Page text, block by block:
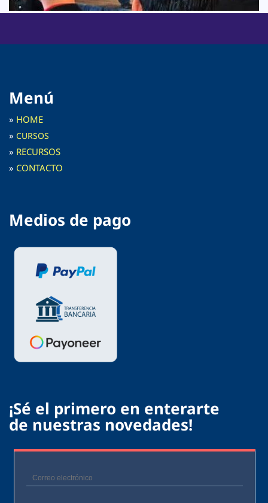
Menú
» HOME
» CURSOS
» RECURSOS
» CONTACTO
Medios de pago
¡Sé el primero en enterarte
de nuestras novedades!